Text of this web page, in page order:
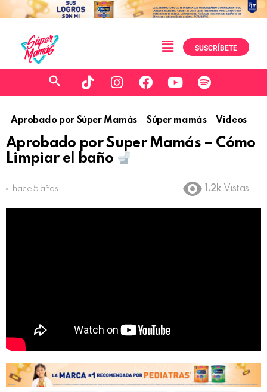
SUSCRÍBETE
Aprobado por Súper Mamás Súper mamás Videos
Aprobado por Super Mamás – Cómo
Limpiar el baño
hace 5 años 1.2k Vistas